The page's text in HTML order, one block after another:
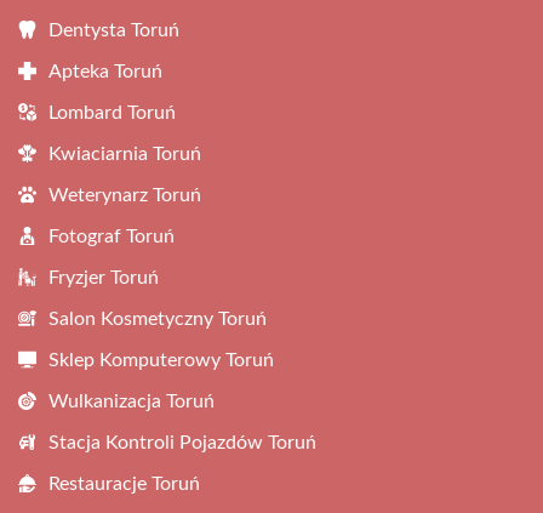
Dentysta Toruń
Apteka Toruń
Lombard Toruń
Kwiaciarnia Toruń
Weterynarz Toruń
Fotograf Toruń
Fryzjer Toruń
Salon Kosmetyczny Toruń
Sklep Komputerowy Toruń
Wulkanizacja Toruń
Stacja Kontroli Pojazdów Toruń
Restauracje Toruń